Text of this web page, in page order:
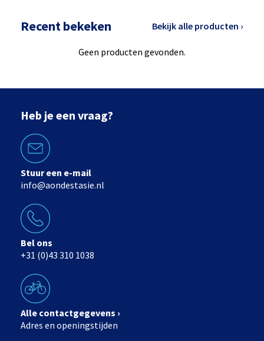
Recent bekeken Bekijk alle producten ›
Geen producten gevonden.
Heb je een vraag?
Stuur een e-mail
info@aondestasie.nl
Bel ons
+31 (0)43 310 1038
Alle contactgegevens ›
Adres en openingstijden